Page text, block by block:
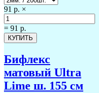
91 р. ×
= 91 р.
Бифлекс
матовый Ultra
Lime ш. 155 см